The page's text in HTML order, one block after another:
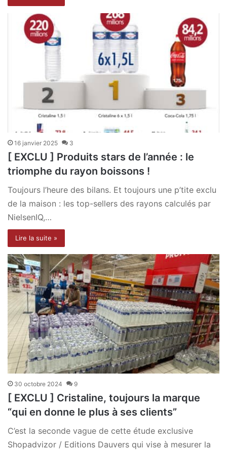
16 janvier 2025 3
[ EXCLU ] Produits stars de l’année : le
triomphe du rayon boissons !
Toujours l’heure des bilans. Et toujours une p’tite exclu
de la maison : les top-sellers des rayons calculés par
NielsenIQ,…
Lire la suite »
30 octobre 2024 9
[ EXCLU ] Cristaline, toujours la marque
“qui en donne le plus à ses clients”
C’est la seconde vague de cette étude exclusive
Shopadvizor / Editions Dauvers qui vise à mesurer la